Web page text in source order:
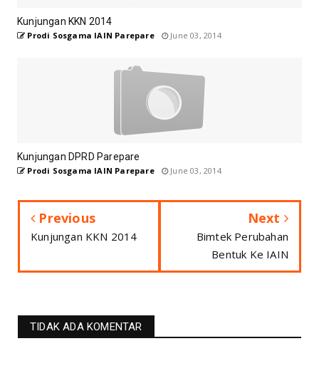
Kunjungan KKN 2014
Prodi Sosgama IAIN Parepare June 03, 2014
Kunjungan DPRD Parepare
Prodi Sosgama IAIN Parepare June 03, 2014
Previous
Kunjungan KKN 2014
Next
Bimtek Perubahan
Bentuk Ke IAIN
TIDAK ADA KOMENTAR